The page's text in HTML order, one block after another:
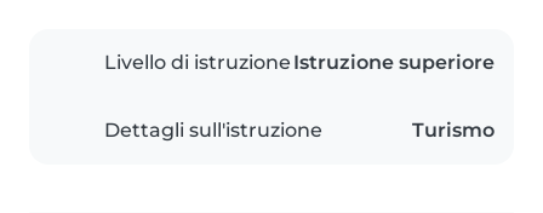
Livello di istruzione Istruzione superiore
Dettagli sull'istruzione Turismo